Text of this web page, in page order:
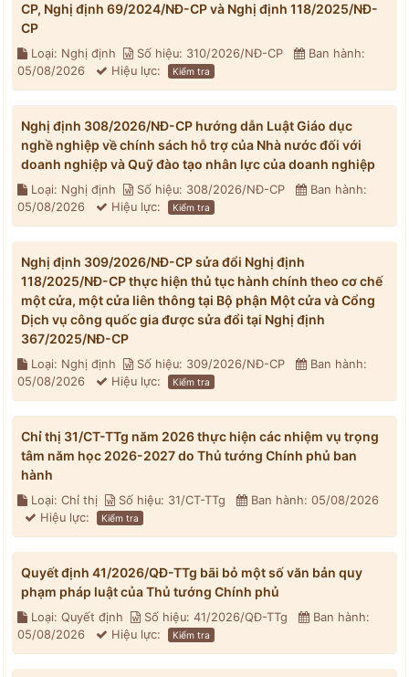
CP, Nghị định 69/2024/NĐ-CP và Nghị định 118/2025/NĐ-
CP
Loại: Nghị định Số hiệu: 310/2026/NĐ-CP
Ban hành:
05/08/2026
Hiệu lực: Kiểm tra
Nghị định 308/2026/NĐ-CP hướng dẫn Luật Giáo dục
nghề nghiệp về chính sách hỗ trợ của Nhà nước đối với
doanh nghiệp và Quỹ đào tạo nhân lực của doanh nghiệp
Loại: Nghị định Số hiệu: 308/2026/NĐ-CP
Ban hành:
05/08/2026
Hiệu lực: Kiểm tra
Nghị định 309/2026/NĐ-CP sửa đổi Nghị định
118/2025/NĐ-CP thực hiện thủ tục hành chính theo cơ chế
một cửa, một cửa liên thông tại Bộ phận Một cửa và Cổng
Dịch vụ công quốc gia được sửa đổi tại Nghị định
367/2025/NĐ-CP
Loại: Nghị định Số hiệu: 309/2026/NĐ-CP
Ban hành:
05/08/2026
Hiệu lực: Kiểm tra
Chỉ thị 31/CT-TTg năm 2026 thực hiện các nhiệm vụ trọng
tâm năm học 2026-2027 do Thủ tướng Chính phủ ban
hành
Loại: Chỉ thị Số hiệu: 31/CT-TTg
Ban hành: 05/08/2026
Hiệu lực:
Kiểm tra
Quyết định 41/2026/QĐ-TTg bãi bỏ một số văn bản quy
phạm pháp luật của Thủ tướng Chính phủ
Loại: Quyết định Số hiệu: 41/2026/QĐ-TTg
Ban hành:
05/08/2026
Hiệu lực: Kiểm tra